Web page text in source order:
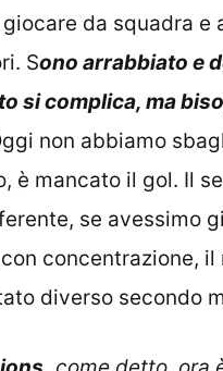
da squadra e
Sono arrabbiato e
si complica, ma
non abbiamo
è mancato il gol. Il
se avessimo
concentrazione,
diverso secondo